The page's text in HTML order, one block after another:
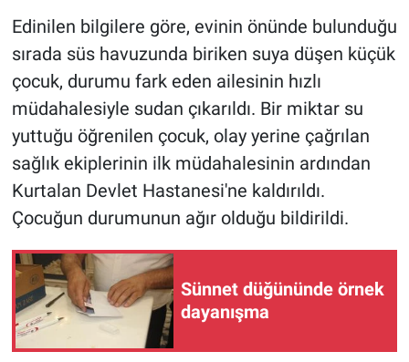
Edinilen bilgilere göre, evinin önünde bulunduğu
sırada süs havuzunda biriken suya düşen küçük
çocuk, durumu fark eden ailesinin hızlı
müdahalesiyle sudan çıkarıldı. Bir miktar su
yuttuğu öğrenilen çocuk, olay yerine çağrılan
sağlık ekiplerinin ilk müdahalesinin ardından
Kurtalan Devlet Hastanesi'ne kaldırıldı.
Çocuğun durumunun ağır olduğu bildirildi.
Sünnet düğününde örnek
dayanışma